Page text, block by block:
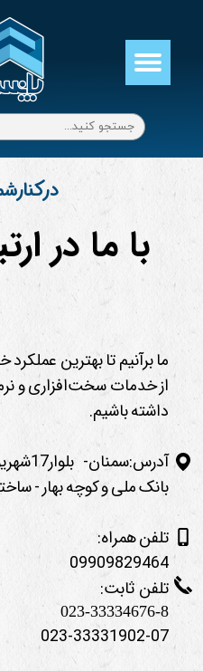
حساب کاربری من
تغییر گذر واژه
سفارشات
خروج از حساب کاربری
با ما در
ما برآنیم تا بهترین
ازخدمات سخت‌افزاری و
داشته باشیم.
بانک ملی و کوچه بهار -
تلفن همراه:
09909829464
تلفن ثابت:
023-33334676-8
023-33331902-07